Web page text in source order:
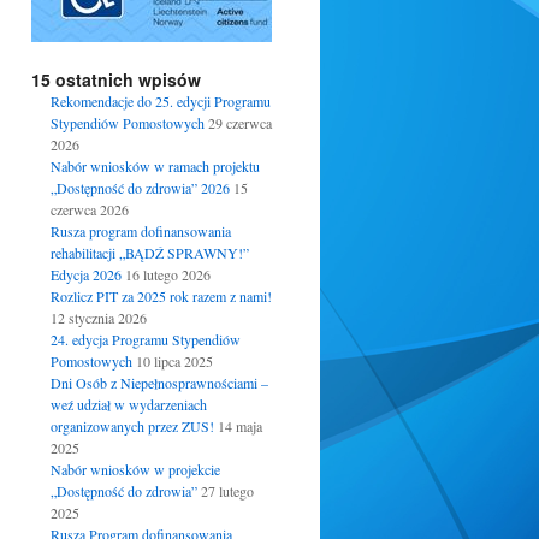
15 ostatnich wpisów
Rekomendacje do 25. edycji Programu
Stypendiów Pomostowych 29 czerwca
2026
Nabór wniosków w ramach projektu
„Dostępność do zdrowia” 2026 15
czerwca 2026
Rusza program dofinansowania
rehabilitacji „BĄDŹ SPRAWNY!”
Edycja 2026 16 lutego 2026
Rozlicz PIT za 2025 rok razem z nami!
12 stycznia 2026
24. edycja Programu Stypendiów
Pomostowych 10 lipca 2025
Dni Osób z Niepełnosprawnościami –
weź udział w wydarzeniach
organizowanych przez ZUS! 14 maja
2025
Nabór wniosków w projekcie
„Dostępność do zdrowia” 27 lutego
2025
Rusza Program dofinansowania